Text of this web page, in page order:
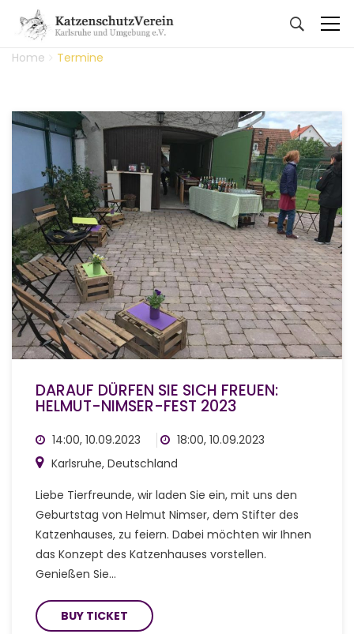
Home Termine
DARAUF DÜRFEN SIE SICH FREUEN:
HELMUT-NIMSER-FEST 2023
14:00, 10.09.2023
18:00, 10.09.2023
Karlsruhe, Deutschland
Liebe Tierfreunde, wir laden Sie ein, mit uns den
Geburtstag von Helmut Nimser, dem Stifter des
Katzenhauses, zu feiern. Dabei möchten wir Ihnen
das Konzept des Katzenhauses vorstellen.
Genießen Sie…
BUY TICKET